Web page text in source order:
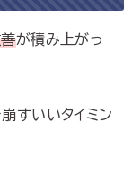
が積み上がっ
すいいタイミン